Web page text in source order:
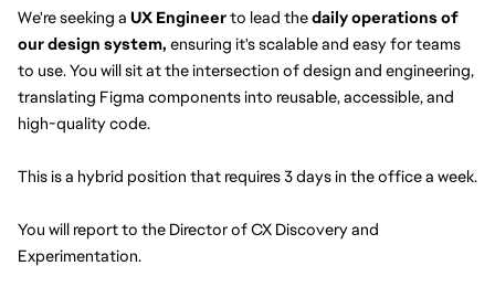
We're seeking a UX Engineer to lead the dailyoperations of
our design system, ensuring it's scalable and easy for teams
to use. You will sit at the intersection of design and engineering,
translating Figma components into reusable, accessible, and
high-quality code.
This is a hybrid position that requires 3 days in the office a week.
You will report to the Director of CX Discovery and
Experimentation.